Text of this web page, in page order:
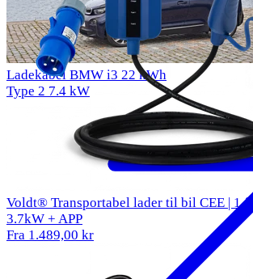
Ladekabel BMW i3 22 kWh
Type 2 7.4 kW
Voldt® Transportabel lader til bil CEE | 1
3.7kW + APP
Fra 1.489,00 kr